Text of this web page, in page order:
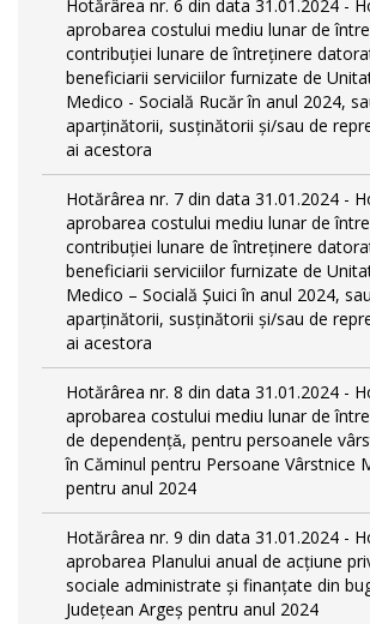
Hotărârea nr. 6 din data 31.01.2024 -
aprobarea costului mediu lunar de
contribuției lunare de întreținere
beneficiarii serviciilor furnizate de
Medico - Socială Rucăr în anul 2024,
aparținătorii, susținătorii și/sau de
ai acestora
Hotărârea nr. 7 din data 31.01.2024 -
aprobarea costului mediu lunar de
contribuției lunare de întreținere
beneficiarii serviciilor furnizate de
Medico – Socială Șuici în anul 2024,
aparținătorii, susținătorii și/sau de
ai acestora
Hotărârea nr. 8 din data 31.01.2024 -
aprobarea costului mediu lunar de
de dependențǎ, pentru persoanele
în Căminul pentru Persoane Vârstnice
pentru anul 2024
Hotărârea nr. 9 din data 31.01.2024 -
aprobarea Planului anual de acțiune
sociale administrate și finanțate din
Județean Argeș pentru anul 2024